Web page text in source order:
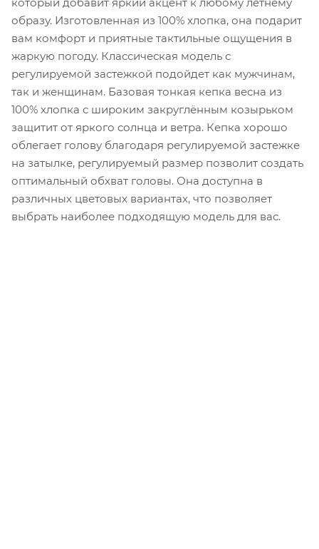
образу. Изготовленная из 100% хлопка, она подарит
вам комфорт и приятные тактильные ощущения в
жаркую погоду. Классическая модель с
регулируемой застежкой подойдет как мужчинам,
так и женщинам. Базовая тонкая кепка весна из
100% хлопка с широким закруглённым козырьком
защитит от яркого солнца и ветра. Кепка хорошо
облегает голову благодаря регулируемой застежке
на затылке, регулируемый размер позволит создать
оптимальный обхват головы. Она доступна в
различных цветовых вариантах, что позволяет
выбрать наиболее подходящую модель для вас.